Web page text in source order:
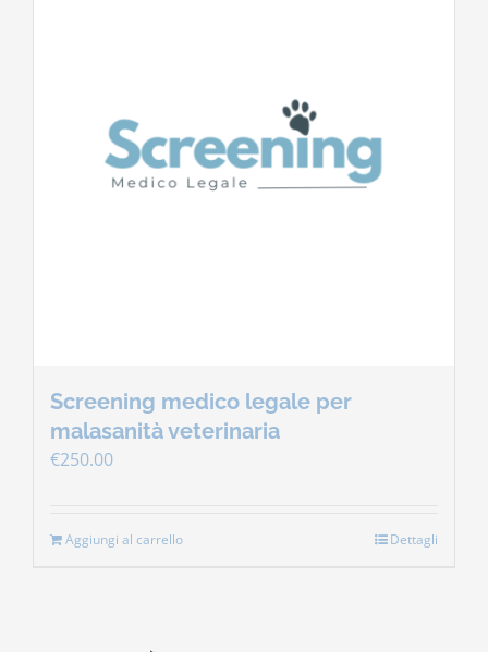
Screening medico legale per
malasanità veterinaria
€250.00
Aggiungi al carrello Dettagli